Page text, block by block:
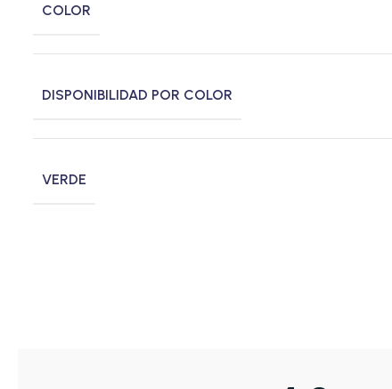
COLOR
DISPONIBILIDAD POR COLOR
VERDE